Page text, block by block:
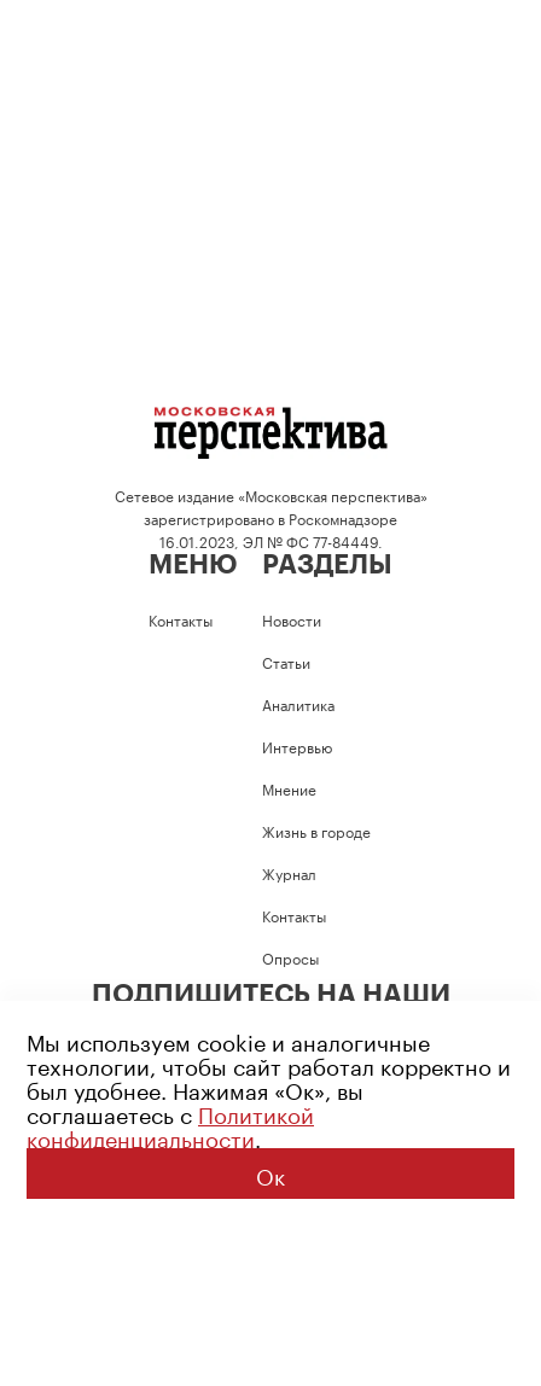
Сетевое издание «Московская перспектива»
зарегистрировано в Роскомнадзоре
16.01.2023, ЭЛ № ФС 77-84449.
МЕНЮ
Контакты
РАЗДЕЛЫ
Новости
Статьи
Аналитика
Интервью
Мнение
Жизнь в городе
Журнал
Контакты
Опросы
ПОДПИШИТЕСЬ НА НАШИ
Возрастное ограничение: 16+
Политика конфиденциальности
© 2026 Все права защищены
Мы используем cookie и аналогичные
технологии, чтобы сайт работал корректно и
был удобнее. Нажимая «Ок», вы
соглашаетесь с Политикой
конфиденциальности.
Ок